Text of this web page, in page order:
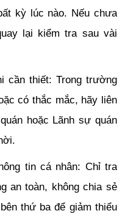
kỳ lúc nào. Nếu chưa
lại kiểm tra sau vài
cần thiết: Trong trường
có thắc mắc, hãy liên
hoặc Lãnh sự quán
tin cá nhân: Chỉ tra
an toàn, không chia sẻ
thứ ba để giảm thiểu